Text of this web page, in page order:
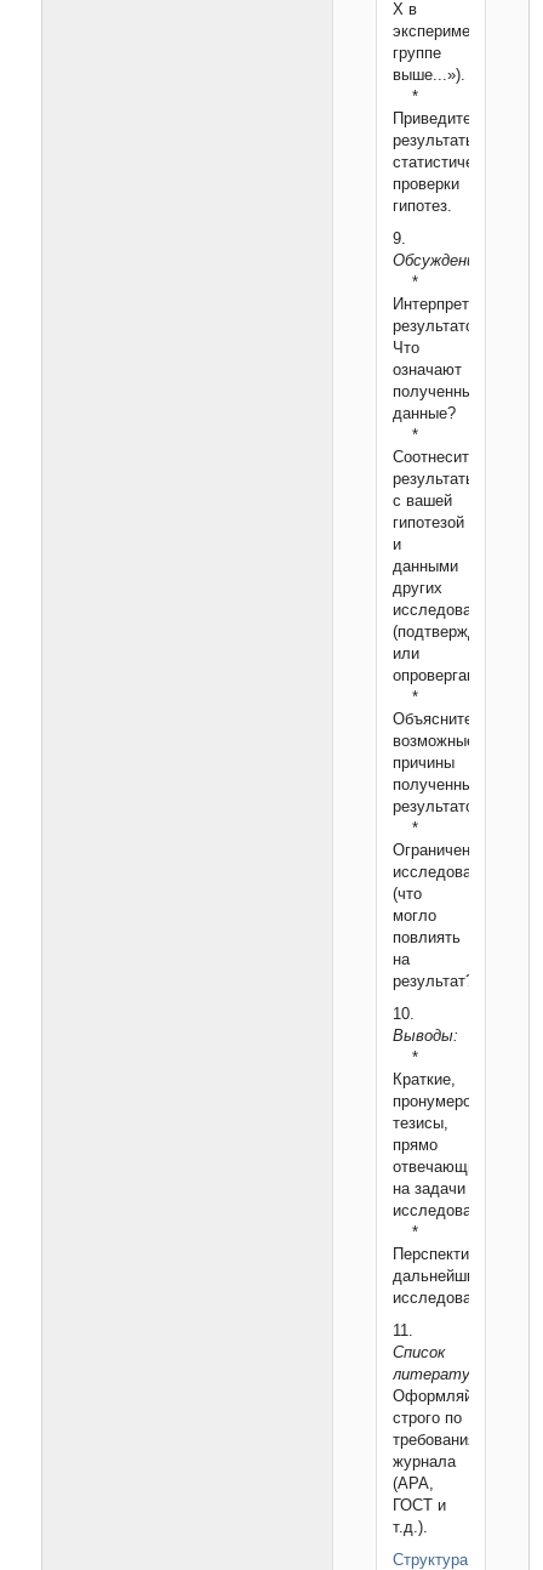
X в
экспериментальной
группе
выше...»).
*
Приведите
результаты
статистической
проверки
гипотез.
9.
Обсуждение:
*
Интерпретация
результатов:
Что
означают
полученные
данные?
*
Соотнесите
результаты
с вашей
гипотезой
и
данными
других
исследований
(подтверждают
или
опровергают?).
*
Объясните
возможные
причины
полученных
результатов.
*
Ограничения
исследования
(что
могло
повлиять
на
результат?).
10.
Выводы:
*
Краткие,
пронумерованные
тезисы,
прямо
отвечающие
на задачи
исследования.
*
Перспективы
дальнейших
исследований.
11.
Список
литературы:
Оформляйте
строго по
требованиям
журнала
(APA,
ГОСТ и
т.д.).
Структура